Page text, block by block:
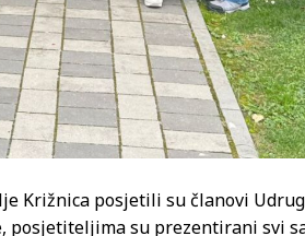
Križnica posjetili su članovi
posjetiteljima su prezentirani svi